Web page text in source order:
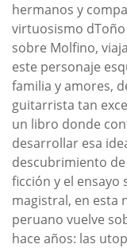
hermanos y
virtuosismo
sobre Molfino,
este personaje
familia y amores,
guitarrista tan
un libro donde
desarrollar esa
descubrimiento
ficción y el ensayo
magistral, en esta
peruano vuelve
hace años: las